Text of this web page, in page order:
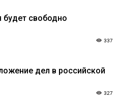
будет свободно
337
дел в российской
327